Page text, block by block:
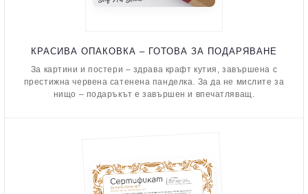
КРАСИВА ОПАКОВКА – ГОТОВА ЗА ПОДАРЯВАНЕ
За картини и постери – здрава крафт кутия, завършена с
престижна червена сатенена панделка. За да не мислите за
нищо – подаръкът е завършен и впечатляващ.